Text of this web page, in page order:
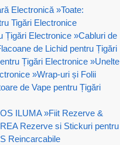
Electronică »Toate:
Tigări Electronice
Țigări Electronice »Cabluri de
de Lichid pentru Țigări
Țigări Electronice »Unelte
»Wrap-uri și Folii
de Vape pentru Țigări
ILUMA »Fiit Rezerve &
Rezerve si Stickuri pentru
Reincarcabile